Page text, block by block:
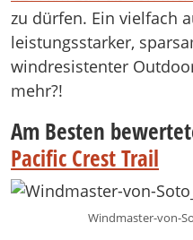
zu dürfen. Ein vielfach
leistungsstarker,
windresistenter
mehr?!
Am Besten
Pacific Crest Trail
Windmaster-von-